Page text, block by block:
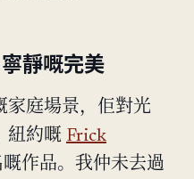
靜嘅完美
家庭場景，佢對光
紐約嘅 Frick
作品。我仲未去過